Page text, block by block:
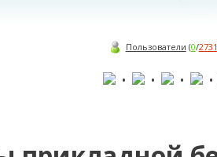
Пользователи (0/
• • • •